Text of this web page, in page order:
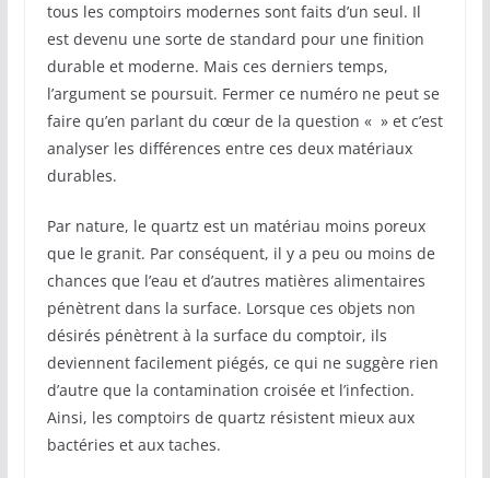
tous les comptoirs modernes sont faits d’un seul. Il
est devenu une sorte de standard pour une finition
durable et moderne. Mais ces derniers temps,
l’argument se poursuit. Fermer ce numéro ne peut se
faire qu’en parlant du cœur de la question « » et c’est
analyser les différences entre ces deux matériaux
durables.
Par nature, le quartz est un matériau moins poreux
que le granit. Par conséquent, il y a peu ou moins de
chances que l’eau et d’autres matières alimentaires
pénètrent dans la surface. Lorsque ces objets non
désirés pénètrent à la surface du comptoir, ils
deviennent facilement piégés, ce qui ne suggère rien
d’autre que la contamination croisée et l’infection.
Ainsi, les comptoirs de quartz résistent mieux aux
bactéries et aux taches.